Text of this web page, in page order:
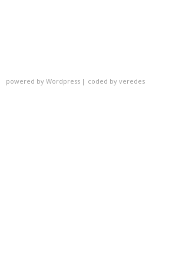
powered by Wordpress | coded by veredes